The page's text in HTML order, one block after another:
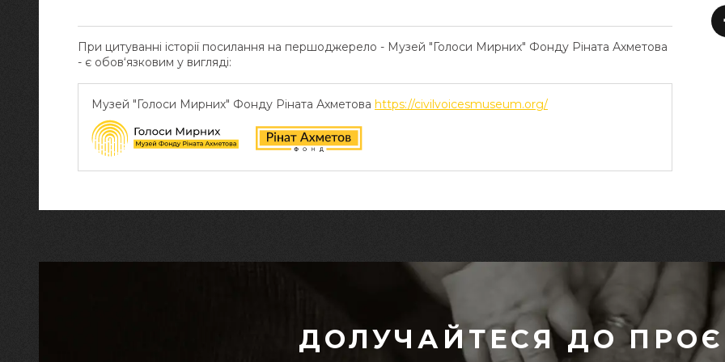
При цитуванні історії посилання на першоджерело - Музей "Голоси Мирних" Фонду Ріната Ахметова
- є обов‘язковим у вигляді:
Музей "Голоси Мирних" Фонду Ріната Ахметова https://civilvoicesmuseum.org/
ДОЛУЧАЙТЕСЯ ДО